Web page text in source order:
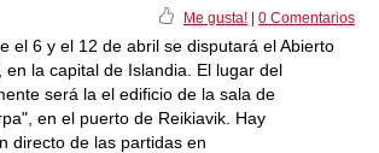
Me gusta! 0 Comentarios
el 6 y el 12 de abril se disputará el Abierto
en la capital de Islandia. El lugar del
será la el edificio de la sala de
en el puerto de Reikiavik. Hay
directo de las partidas en